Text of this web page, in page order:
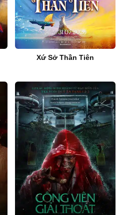
Xứ Sở Thần Tiên